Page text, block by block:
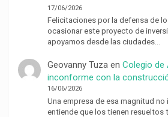
17/06/2026
Felicitaciones por la defensa de
ocasionar este proyecto de
apoyamos desde las ciudades…
Geovanny Tuzaen Colegio de
inconforme con la
16/06/2026
Una empresa de esa magnitud no
entiende que los tienen resueltos